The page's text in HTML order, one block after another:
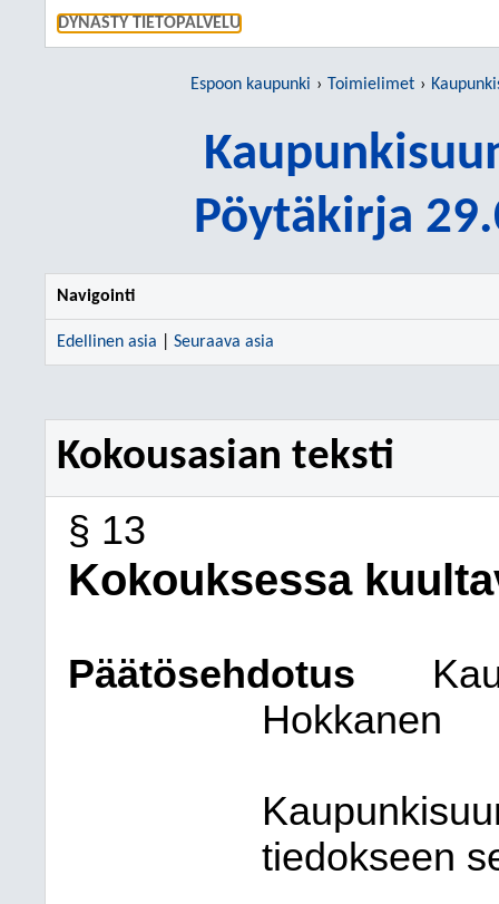
DYNASTY TIETOPALVELU
Espoon kaupunki Toimielimet
Pöytäkirja
Navigointi
Edellinen asia Seuraava asia
Kokousasian teksti
§ 13
Kokouksessa
Päätösehdotus
Hokkanen
tiedokseen